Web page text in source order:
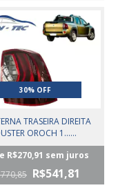
30% OFF
TRASEIRA DIREITA
OROCH 1......
R$270,91 sem juros
R$541,81